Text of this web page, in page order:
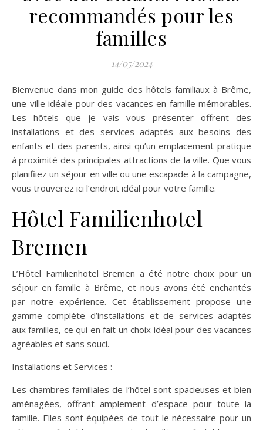
recommandés pour les
familles
14/05/2024
Bienvenue dans mon guide des hôtels familiaux à Brême,
une ville idéale pour des vacances en famille mémorables.
Les hôtels que je vais vous présenter offrent des
installations et des services adaptés aux besoins des
enfants et des parents, ainsi qu’un emplacement pratique
à proximité des principales attractions de la ville. Que vous
planifiiez un séjour en ville ou une escapade à la campagne,
vous trouverez ici l’endroit idéal pour votre famille.
Hôtel Familienhotel
Bremen
L’Hôtel Familienhotel Bremen a été notre choix pour un
séjour en famille à Brême, et nous avons été enchantés
par notre expérience. Cet établissement propose une
gamme complète d’installations et de services adaptés
aux familles, ce qui en fait un choix idéal pour des vacances
agréables et sans souci.
Installations et Services :
Les chambres familiales de l’hôtel sont spacieuses et bien
aménagées, offrant amplement d’espace pour toute la
famille. Elles sont équipées de tout le nécessaire pour un